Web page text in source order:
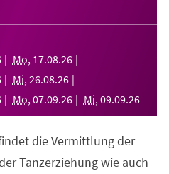
Mo, 17.08.26
Mi, 26.08.26
Mo, 07.09.26 Mi, 09.09.26
die Vermittlung der
Tanzerziehung wie auch